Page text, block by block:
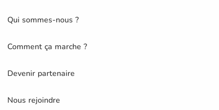
Qui sommes-nous ?
Comment ça marche ?
Devenir partenaire
Nous rejoindre